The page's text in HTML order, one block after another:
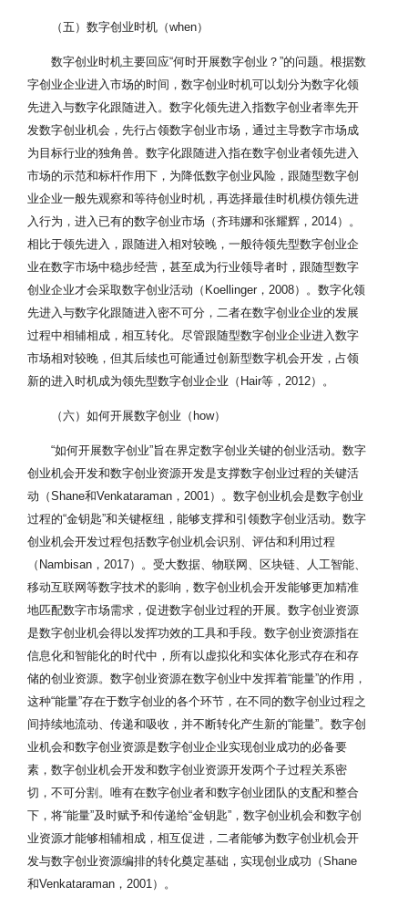
边
界
性
现高度开放性和流动性，吸
引多主体参与数字创业，并
使多主体间产生高度协同
性
多
主
体
性
强
互
动
性
Nambisan，
2017；
Nzembayie，
等，2018
高
价
值
低
本
性
低成本性主要指数字创业过
程中数字创业团队使用了成
本较为低廉的数字信息资源
作为新的创业要素，减少了
存
储
成
本
·
传
快
Cronin，1993
高
回
报
性
高回报性指数字创业作为新
高收益、高潜力和高成长
·
高
收
高
潜
力
高
成
长
Brem，2017；
Hamid和
Khalid，
2016；Farani
资
源
易
整
合
资源易整合性指数字创业主
体基于网络平台，借助数字
信息优势整合既有数字资
源，并使用数字技术降低创
·
数
资
源
获
取
·
网
络
Hafezieh等，
2011；Scuotto
和Morellato，
2013；
（五）数字创业时机（when）
数字创业时机主要回应“何时开展数字创业？”的问题。根据数
字创业企业进入市场的时间，数字创业时机可以划分为数字化领
先进入与数字化跟随进入。数字化领先进入指数字创业者率先开
发数字创业机会，先行占领数字创业市场，通过主导数字市场成
为目标行业的独角兽。数字化跟随进入指在数字创业者领先进入
市场的示范和标杆作用下，为降低数字创业风险，跟随型数字创
业企业一般先观察和等待创业时机，再选择最佳时机模仿领先进
入行为，进入已有的数字创业市场（齐玮娜和张耀辉，2014）。
相比于领先进入，跟随进入相对较晚，一般待领先型数字创业企
业在数字市场中稳步经营，甚至成为行业领导者时，跟随型数字
创业企业才会采取数字创业活动（Koellinger，2008）。数字化领
先进入与数字化跟随进入密不可分，二者在数字创业企业的发展
过程中相辅相成，相互转化。尽管跟随型数字创业企业进入数字
市场相对较晚，但其后续也可能通过创新型数字机会开发，占领
新的进入时机成为领先型数字创业企业（Hair等，2012）。
（六）如何开展数字创业（how）
“如何开展数字创业”旨在界定数字创业关键的创业活动。数字
创业机会开发和数字创业资源开发是支撑数字创业过程的关键活
动（Shane和Venkataraman，2001）。数字创业机会是数字创业
过程的“金钥匙”和关键枢纽，能够支撑和引领数字创业活动。数字
创业机会开发过程包括数字创业机会识别、评估和利用过程
（Nambisan，2017）。受大数据、物联网、区块链、人工智能、
移动互联网等数字技术的影响，数字创业机会开发能够更加精准
地匹配数字市场需求，促进数字创业过程的开展。数字创业资源
是数字创业机会得以发挥功效的工具和手段。数字创业资源指在
信息化和智能化的时代中，所有以虚拟化和实体化形式存在和存
储的创业资源。数字创业资源在数字创业中发挥着“能量”的作用，
这种“能量”存在于数字创业的各个环节，在不同的数字创业过程之
间持续地流动、传递和吸收，并不断转化产生新的“能量”。数字创
业机会和数字创业资源是数字创业企业实现创业成功的必备要
素，数字创业机会开发和数字创业资源开发两个子过程关系密
切，不可分割。唯有在数字创业者和数字创业团队的支配和整合
下，将“能量”及时赋予和传递给“金钥匙”，数字创业机会和数字创
业资源才能够相辅相成，相互促进，二者能够为数字创业机会开
发与数字创业资源编排的转化奠定基础，实现创业成功（Shane
和Venkataraman，2001）。